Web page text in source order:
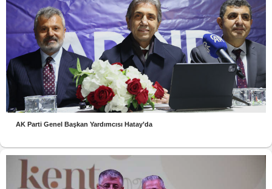
AK Parti Genel Başkan Yardımcısı Hatay’da